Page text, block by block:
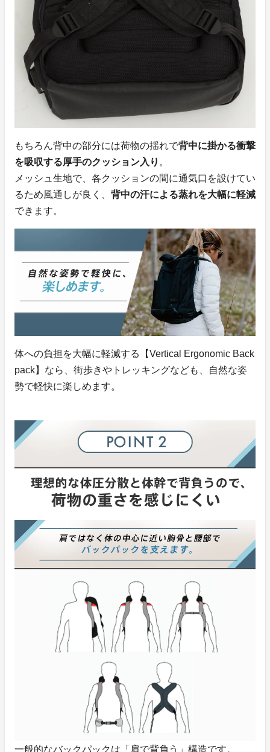
もちろん背中の部分には荷物の揺れで背中に掛かる衝撃
を吸収する厚手のクッション入り 。
メッシュ生地で、各クッションの間に通気口を設けてい
るため風通しが良く、 背中の汗による蒸れを大幅に軽減
できます。
体への負担を大幅に軽減する【Vertical Ergonomic Back
pack】なら、街歩きやトレッキングなども、自然な姿
勢で軽快に楽しめます。
一般的なバックパックは「肩で背負う」構造です。